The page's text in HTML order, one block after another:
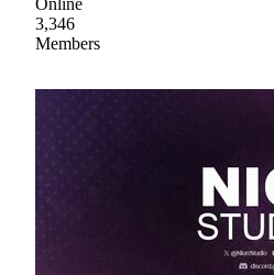
3,346
Members